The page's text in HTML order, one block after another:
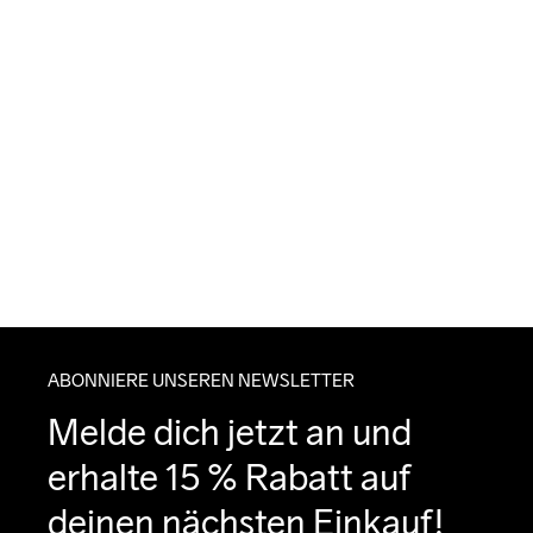
ABONNIERE UNSEREN NEWSLETTER
Melde dich jetzt an und
erhalte 15 % Rabatt auf
deinen nächsten Einkauf!